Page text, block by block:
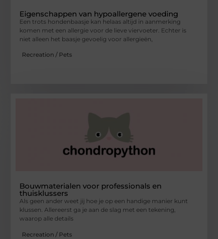
Eigenschappen van hypoallergene voeding
Een trots hondenbaasje kan helaas altijd in aanmerking
komen met een allergie voor de lieve viervoeter. Echter is
niet alleen het baasje gevoelig voor allergieën,
Recreation / Pets
Bouwmaterialen voor professionals en
thuisklussers
Als geen ander weet jij hoe je op een handige manier kunt
klussen. Allereerst ga je aan de slag met een tekening,
waarop alle details
Recreation / Pets